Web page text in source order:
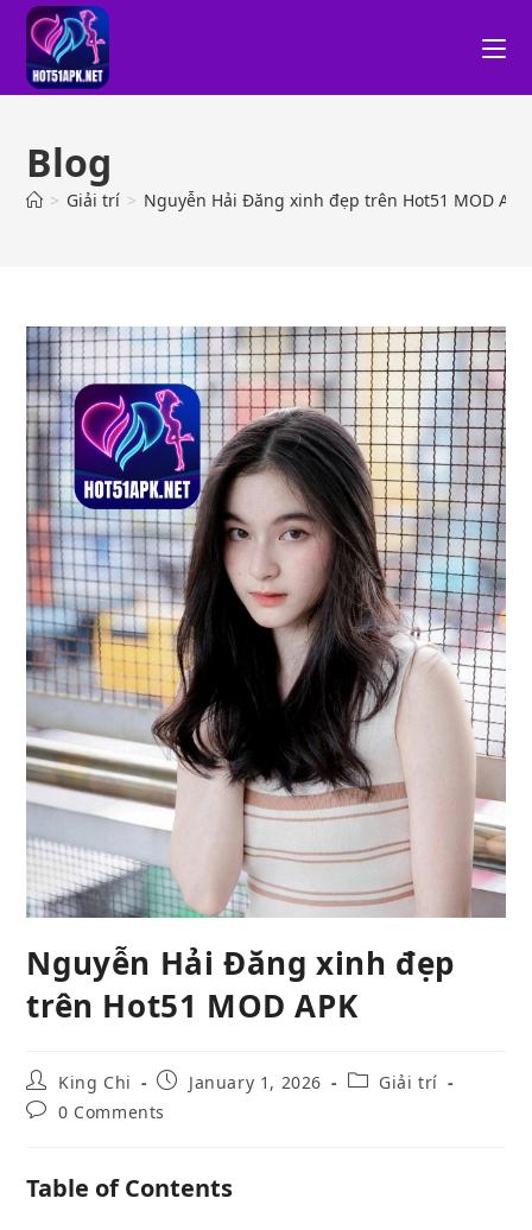
Blog
> Giải trí > Nguyễn Hải Đăng xinh đẹp trên Hot51 MOD APK
Nguyễn Hải Đăng xinh đẹp
trên Hot51 MOD APK
King Chi January 1, 2026
Giải trí
0 Comments
Table of Contents